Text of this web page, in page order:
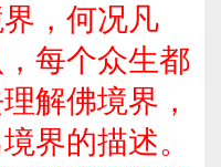
，何况凡
每个众生都
解佛境界，
界的描述。